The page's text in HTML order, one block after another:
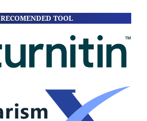
RECOMENDED TOOL